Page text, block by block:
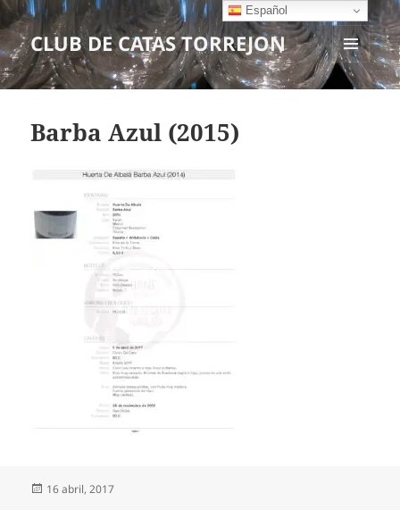
CLUB DE CATAS TORREJON
MENÚ
Y
Barba Azul (2015)
Publicado
16 abril, 2017
Español